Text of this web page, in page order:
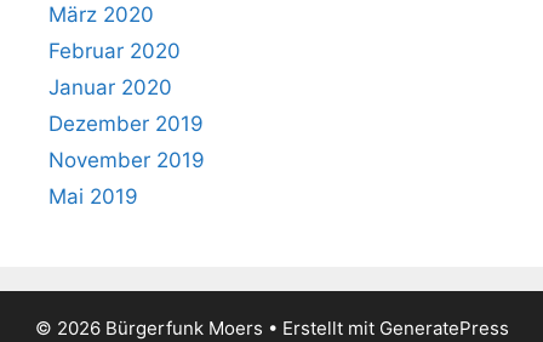
März 2020
Februar 2020
Januar 2020
Dezember 2019
November 2019
Mai 2019
© 2026 Bürgerfunk Moers • Erstellt mit GeneratePress